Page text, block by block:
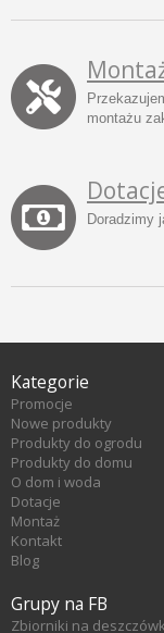
montażu
Doradzimy
Kategorie
Promocje
Nowe produkty
Produkty do ogrodu
Produkty do domu
O dom i woda
Dotacje
Montaż
Kontakt
Blog
Grupy na FB
Zbiorniki na